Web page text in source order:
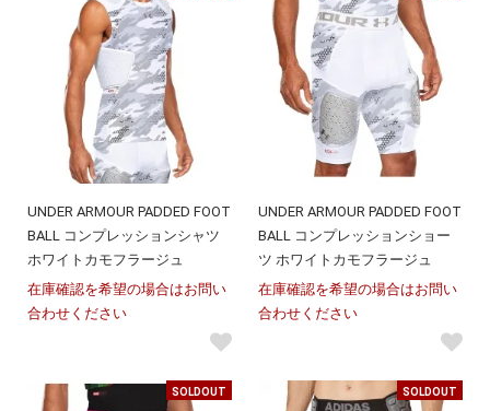
UNDER ARMOUR PADDED FOOT
BALL コンプレッションシャツ
ホワイトカモフラージュ
在庫確認を希望の場合はお問い
合わせください
UNDER ARMOUR PADDED FOOT
BALL コンプレッションショー
ツ ホワイトカモフラージュ
在庫確認を希望の場合はお問い
合わせください
SOLDOUT SOLDOUT